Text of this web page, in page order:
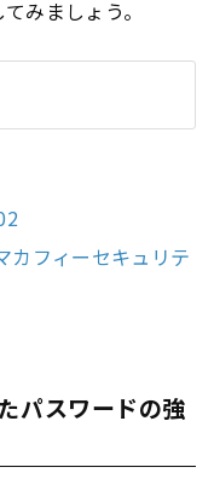
みましょう。
カフィーセキュリテ
パスワードの強